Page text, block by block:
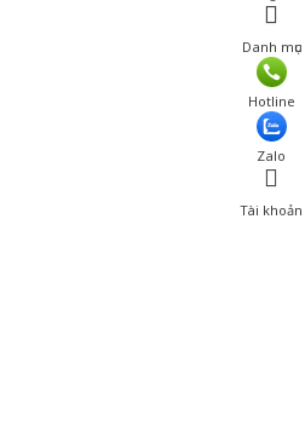
Danh mục
Hotline
Zalo
Tài khoản